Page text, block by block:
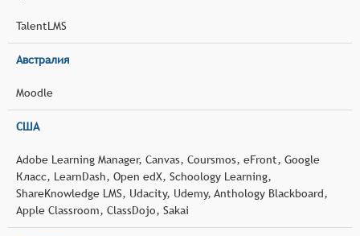
TalentLMS
Австралия
Moodle
США
Adobe Learning Manager, Canvas, Coursmos, eFront, Google
Класс, LearnDash, Open edX, Schoology Learning,
ShareKnowledge LMS, Udacity, Udemy, Anthology Blackboard,
Apple Classroom, ClassDojo, Sakai